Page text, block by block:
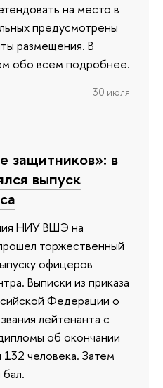
на место в
предусмотрены
размещения. В
обо всем подробнее.
30 июля
защитников»: в
выпуск
НИУ ВШЭ на
торжественный
офицеров
Выписки из приказа
Федерации о
лейтенанта с
об окончании
132 человека. Затем